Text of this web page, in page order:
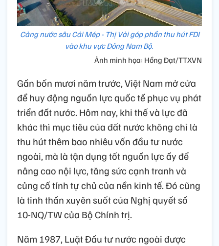
Cảng nước sâu Cái Mép - Thị Vải góp phần thu hút FDI
vào khu vực Đông Nam Bộ.
Ảnh minh họa: Hồng Đạt/TTXVN
Gần bốn mươi năm trước, Việt Nam mở cửa
để huy động nguồn lực quốc tế phục vụ phát
triển đất nước. Hôm nay, khi thế và lực đã
khác thì mục tiêu của đất nước không chỉ là
thu hút thêm bao nhiêu vốn đầu tư nước
ngoài, mà là tận dụng tốt nguồn lực ấy để
nâng cao nội lực, tăng sức cạnh tranh và
củng cố tính tự chủ của nền kinh tế. Đó cũng
là tinh thần xuyên suốt của Nghị quyết số
10-NQ/TW của Bộ Chính trị.
Năm 1987, Luật Đầu tư nước ngoài được